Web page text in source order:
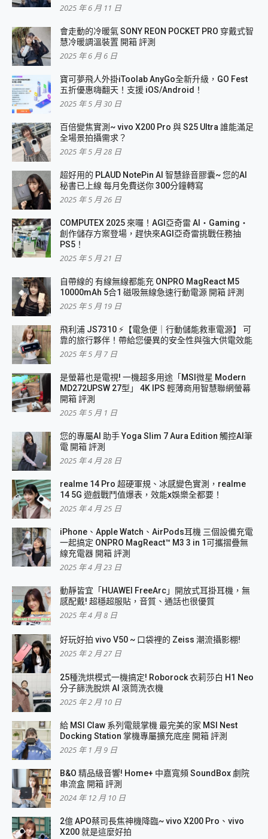
2025 年 6 月 11 日
會走動的冷暖氣 SONY REON POCKET PRO 穿戴式智
慧冷暖調溫裝置 開箱 評測
2025 年 6 月 6 日
寶可夢飛人外掛iToolab AnyGo全新升級，GO Fest
五折優惠嗨翻天！支援 iOS/Android！
2025 年 5 月 30 日
百倍變焦實測~ vivo X200 Pro 與 S25 Ultra 誰能滿足
全場景拍攝需求？
2025 年 5 月 28 日
超好用的 PLAUD NotePin AI 智慧錄音膠囊~ 您的AI
秘書已上線 每月免費送你 300分鐘轉寫
2025 年 5 月 26 日
COMPUTEX 2025 來囉！AGI亞奇雷 AI・Gaming・
創作儲存方案登場，趕快來AGI亞奇雷挑戰任務抽
PS5！
2025 年 5 月 21 日
自帶線的 有線無線都能充 ONPRO MagReact M5
10000mAh 5合1 磁吸無線急速行動電源 開箱 評測
2025 年 5 月 19 日
飛利浦 JS7310 ⚡【電急便｜行動儲能救車電源】 可
靠的旅行夥伴！帶給您優異的安全性與強大供電效能
2025 年 5 月 7 日
是螢幕也是電視! 一機超多用途「MSI微星 Modern
MD272UPSW 27型」 4K IPS 輕薄商用智慧聯網螢幕
開箱 評測
2025 年 5 月 1 日
您的專屬AI 助手 Yoga Slim 7 Aura Edition 觸控AI筆
電 開箱 評測
2025 年 4 月 28 日
realme 14 Pro 超硬軍規、冰感變色實測，realme
14 5G 遊戲戰鬥值爆表，效能x娛樂全都要！
2025 年 4 月 25 日
iPhone、Apple Watch、AirPods耳機 三個設備充電
一起搞定 ONPRO MagReact™ M3 3 in 1可攜摺疊無
線充電器 開箱 評測
2025 年 4 月 23 日
動靜皆宜「HUAWEI FreeArc」開放式耳掛耳機，無
感配戴! 超穩超服貼，音質、通話也很優質
2025 年 4 月 8 日
好玩好拍 vivo V50 ~ 口袋裡的 Zeiss 潮流攝影棚!
2025 年 2 月 27 日
25種洗烘模式一機搞定! Roborock 衣莉莎白 H1 Neo
分子篩洗脫烘 AI 滾筒洗衣機
2025 年 2 月 10 日
給 MSI Claw 系列電競掌機 最完美的家 MSI Nest
Docking Station 掌機專屬擴充底座 開箱 評測
2025 年 1 月 9 日
B&O 精品級音響! Home+ 中嘉寬頻 SoundBox 劇院
串流盒 開箱 評測
2024 年 12 月 10 日
2億 APO蔡司長焦神機降臨~ vivo X200 Pro、vivo
X200 就是這麼好拍